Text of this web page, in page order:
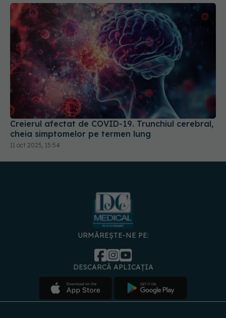
Creierul afectat de COVID-19. Trunchiul cerebral,
cheia simptomelor pe termen lung
11 oct 2025, 15:54
URMĂREȘTE-NE PE:
DESCARCĂ APLICAȚIA
Politica de
confidențialitate
Cookies
Gestionați
preferințele